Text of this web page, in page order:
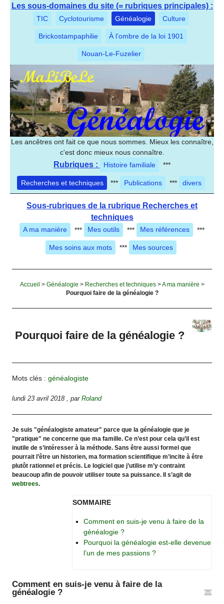
Les sous-domaines du site (= rubriques principales) :
TIC Cyclotourisme Généalogie Culture
Brickostampaphilie À l’ombre de la loi 1901
Nouan-Le-Fuzelier
Les ancêtres ont fait ce que nous sommes. Mieux les connaître,
c'est donc mieux nous connaître.
Rubriques : Histoire familiale ***
Recherches et techniques *** Publications *** divers
Sous-rubriques de la rubrique Recherches et
techniques
A ma manière *** Mes outils *** Mes références ***
Mes soins aux mots *** Mes sources
Accueil > Généalogie > Recherches et techniques>A ma manière >
Pourquoi faire de la généalogie ?
Pourquoi faire de la généalogie ?
Mots clés :généalogiste
lundi 23 avril 2018 ,parRoland
Je suis "généalogiste amateur" parce que la généalogie que je
"pratique" ne concerne que ma famille. Ce n’est pour cela qu’il est
inutile de s’intéresser à la méthode. Sans être aussi formel que
pourrait l’être un historien, ma formation scientifique m’incite à être
plutôt rationnel et précis. Le logiciel que j’utilise m’y contraint
beaucoup afin de pouvoir utiliser toute sa puissance. Il s’agit de
webtrees.
SOMMAIRE
Comment en suis-je venu à faire de la
généalogie ?
Pourquoi la généalogie est-elle devenue
l’un de mes passions ?
Comment en suis-je venu à faire de la
généalogie ?